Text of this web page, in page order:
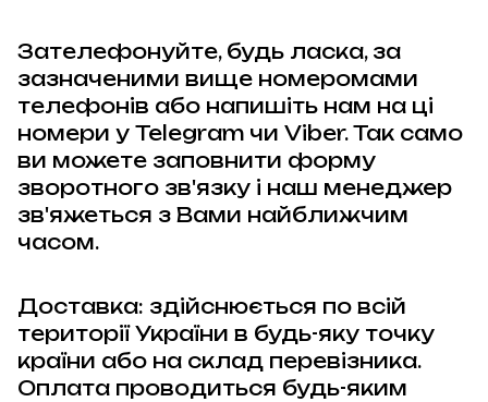
Зателефонуйте, будь ласка, за
зазначеними вище номеромами
телефонів або напишіть нам на ці
номери у Telegram чи Viber. Так само
ви можете заповнити форму
зворотного зв'язку і наш менеджер
зв'яжеться з Вами найближчим
часом.
Доставка: здійснюється по всій
території України в будь-яку точку
країни або на склад перевізника.
Оплата проводиться будь-яким